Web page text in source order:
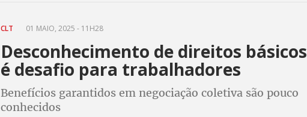
CLT 01 MAIO, 2025 - 11H28
Desconhecimento de direitos básicos
é desafio para trabalhadores
Benefícios garantidos em negociação coletiva são pouco
conhecidos